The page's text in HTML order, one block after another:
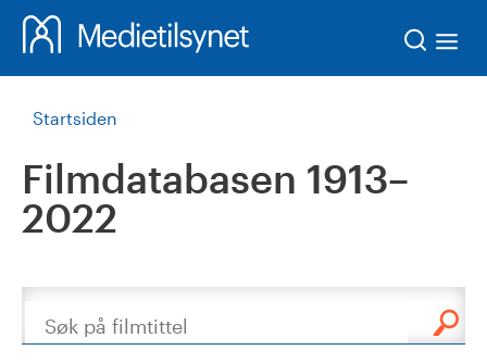
Startsiden
Filmdatabasen 1913–
2022
Søk